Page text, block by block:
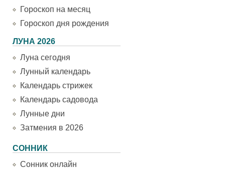
Гороскоп на месяц
Гороскоп дня рождения
ЛУНА 2026
Луна сегодня
Лунный календарь
Календарь стрижек
Календарь садовода
Лунные дни
Затмения в 2026
СОННИК
Сонник онлайн